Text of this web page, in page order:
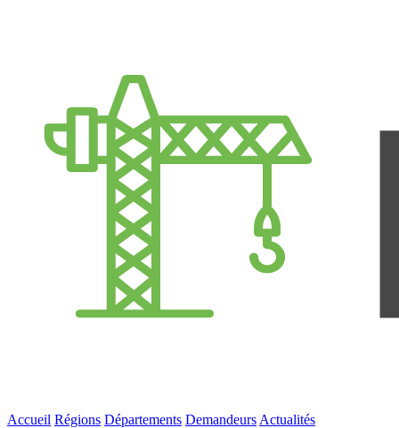
Accueil Régions Départements Demandeurs Actualités